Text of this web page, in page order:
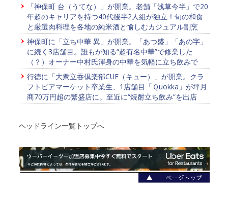
「神保町 台（うてな）」が開業。老舗「浅草今半」で20
年超のキャリアを持つ40代後半2人組が独立！旬の和食
と厳選肉料理を各地の純米酒と愉しむカジュアル割烹
神保町に「立ち中華 異」が開業。「あつ盛」「あの字」
に続く3店舗目。誰もが知る“超有名中華”で修業した
（？）オーナー中村氏渾身の中華を気軽に立ち飲みで
行徳に「大衆立吞倶楽部CUE（キュー）」が開業。クラ
フトビアマーケット卒業生、1店舗目「Ｑuokka」が坪月
商70万円超の繁盛店に。至近に“焼酎立ち飲み”を出店
ヘッドライン一覧トップへ